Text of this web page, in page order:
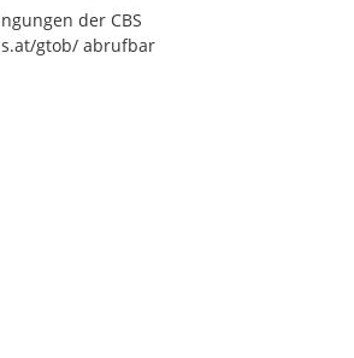
der CBS
gtob/ abrufbar